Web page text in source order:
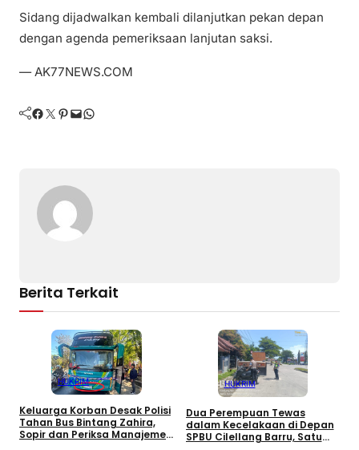
Sidang dijadwalkan kembali dilanjutkan pekan depan
dengan agenda pemeriksaan lanjutan saksi.
— AK77NEWS.COM
Facebook Twitter Pinterest Mail WhatsApp
Berita Terkait
HUKRIM
Keluarga Korban Desak Polisi
Tahan Bus Bintang Zahira,
Sopir dan Periksa Manajemen
HUKRIM
Dua Perempuan Tewas
dalam Kecelakaan di Depan
SPBU Cilellang Barru, Satu